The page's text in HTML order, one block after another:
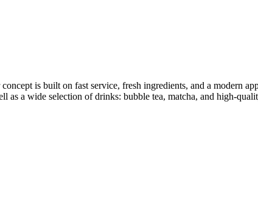
is built on fast service, fresh ingredients, and a modern
a wide selection of drinks: bubble tea, matcha, and high-